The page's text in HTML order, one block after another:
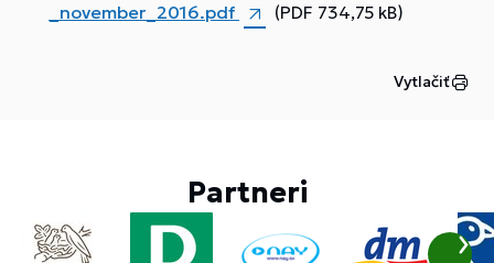
_november_2016.pdf
(PDF 734,75 kB)
Vytlačiť
Partneri